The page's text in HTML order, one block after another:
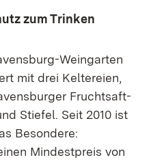
zum Trinken
Weingarten
mit drei Keltereien,
Fruchtsaft-
Stiefel. Seit 2010 ist
Besondere:
Mindestpreis von